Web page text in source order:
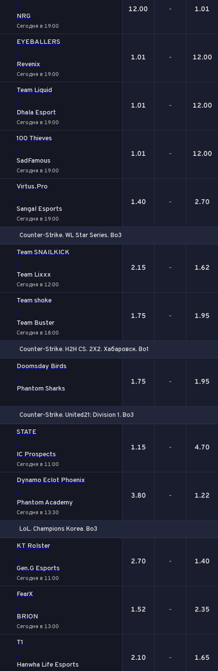
-
NRG
Сегодня в 19:00
12.00 - 1.01
EYEBALLERS
-
Revenix
Сегодня в 19:00
1.01 - 12.00
Team Liquid
-
Dhala Esport
Сегодня в 19:00
1.01 - 12.00
100 Thieves
-
SadFamous
Сегодня в 19:00
1.01 - 12.00
Virtus.Pro
-
Sangal Esports
Сегодня в 19:00
1.40 - 2.70
Counter-Strike. WL Star Series. Bo3
Team SNAILKICK
-
Team Lixxx
Сегодня в 12:00
2.15 - 1.62
Team shoke
-
Team Buster
Сегодня в 18:00
1.75 - 1.95
Counter-Strike. H2H CS. 2X2. Хабаровск. Bo1
Doomsday Birds
-
Phantom Sharks
1.75 - 1.95
Counter-Strike. United21: Division 1. Bo3
STATE
-
IC Prospects
Сегодня в 11:00
1.15 - 4.70
Dynamo Eclot Phoenix
-
Phantom Academy
Сегодня в 13:30
3.80 - 1.22
LoL. Champions Korea. Bo3
KT Rolster
-
Gen.G Esports
Сегодня в 11:00
2.70 - 1.40
FearX
-
BRION
Сегодня в 13:00
1.52 - 2.35
T1
-
Hanwha Life Esports
2.10 - 1.65